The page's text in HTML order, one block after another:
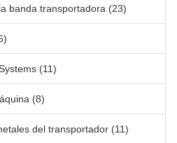
banda transportadora (23)
(11)
(8)
del transportador (11)